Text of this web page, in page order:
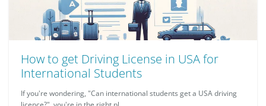
How to get Driving License in USA for
International Students
If you're wondering, "Can international students get a USA driving